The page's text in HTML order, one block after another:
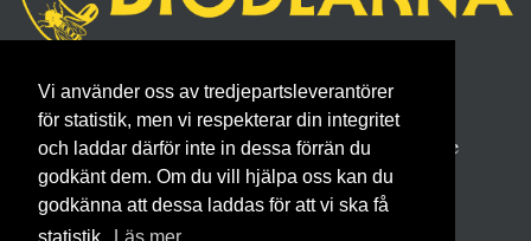
Vi använder oss av tredjepartsleverantörer
för statistik, men vi respekterar din integritet
och laddar därför inte in dessa förrän du
godkänt dem. Om du vill hjälpa oss kan du
godkänna att dessa laddas för att vi ska få
Sveriges Biodlares Riksförbund
Borgmästaregatan 26, 596 34 Skänninge
Telefon 0142- 48 20 00, E-post: info@biodlarna.se
Köpvillkor för medlemskap